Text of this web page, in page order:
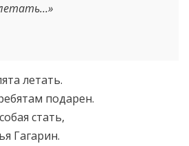
летать.
подарен.
стать,
Гагарин.